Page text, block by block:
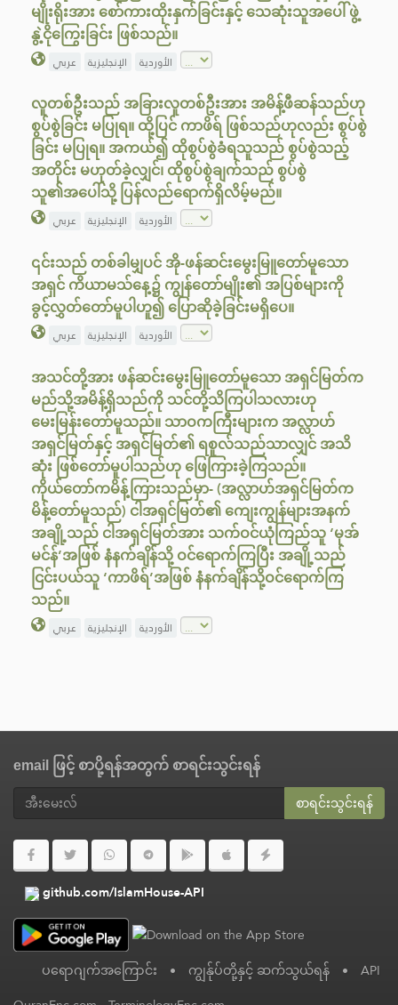
မျိုးရိုးအား စော်ကားထိုးနှက်ခြင်းနှင့် သေဆုံးသူအပေါ် ဖွဲ့
နွဲ့ငိုကြွေးခြင်း ဖြစ်သည်။
عربي الإنجليزية الأوردية
လူတစ်ဦးသည် အခြားလူတစ်ဦးအား အမိန့်ဖီဆန်သည်ဟု
စွပ်စွဲခြင်း မပြုရ။ ထို့ပြင် ကာဖိရ် ဖြစ်သည်ဟုလည်း စွပ်စွဲ
ခြင်း မပြုရ။ အကယ်၍ ထိုစွပ်စွဲခံရသူသည် စွပ်စွဲသည့်
အတိုင်း မဟုတ်ခဲ့လျှင်၊ ထိုစွပ်စွဲချက်သည် စွပ်စွဲ
သူ၏အပေါ်သို့ ပြန်လည်ရောက်ရှိလိမ့်မည်။
عربي الإنجليزية الأوردية
၎င်းသည် တစ်ခါမျှပင် အို-ဖန်ဆင်းမွေးမြူတော်မူသော
အရှင် ကိယာမသ်နေ့၌ ကျွန်တော်မျိုး၏ အပြစ်များကို
ခွင့်လွှတ်တော်မူပါဟူ၍ ပြောဆိုခဲ့ခြင်းမရှိပေ။
عربي الإنجليزية الأوردية
အသင်တို့အား ဖန်ဆင်းမွေးမြူတော်မူသော အရှင်မြတ်က
မည်သို့အမိန့်ရှိသည်ကို သင်တို့သိကြပါသလားဟု
မေးမြန်းတော်မူသည်။ သာဝကကြီးများက အလ္လာဟ်
အရှင်မြတ်နှင့် အရှင်မြတ်၏ ရစူလ်သည်သာလျှင် အသိ
ဆုံး ဖြစ်တော်မူပါသည်ဟု ဖြေကြားခဲ့ကြသည်။
ကိုယ်တော်ကမိန့်ကြားသည်မှာ- (အလ္လာဟ်အရှင်မြတ်က
မိန့်တော်မူသည်) ငါအရှင်မြတ်၏ ကျေးကျွန်များအနက်
အချို့သည် ငါအရှင်မြတ်အား သက်ဝင်ယုံကြည်သူ ‘မုအ်
မင်န်’အဖြစ် နံနက်ချိန်သို့ ဝင်ရောက်ကြပြီး အချို့သည်
ငြင်းပယ်သူ ‘ကာဖိရ်’အဖြစ် နံနက်ချိန်သို့ဝင်ရောက်ကြ
သည်။
عربي الإنجليزية الأوردية
email ဖြင့် စာပို့ရန်အတွက် စာရင်းသွင်းရန်
စာရင်းသွင်းရန်
github.com/IslamHouse-API
ပရောဂျက်အကြောင်း • ကျွန်ုပ်တို့နှင့် ဆက်သွယ်ရန် • API